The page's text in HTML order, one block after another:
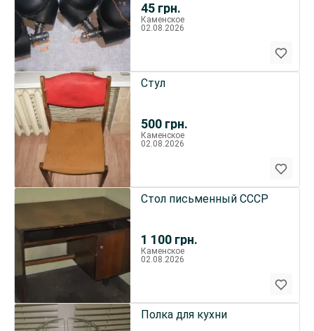
45 грн.
Каменское
02.08.2026
500 грн.
Стул
Каменское
02.08.2026
1 100 грн.
Стол письменный СССР
Каменское
02.08.2026
Полка для кухни